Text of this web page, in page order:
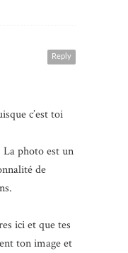
Reply
c’est toi
La photo est un
de
ici et que tes
ton image et